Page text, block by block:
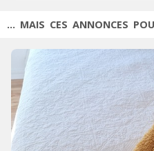
... MAIS CES ANNONCES